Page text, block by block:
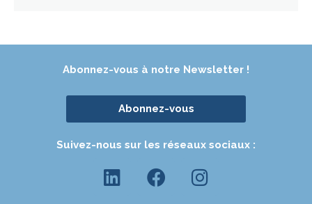
Abonnez-vous à notre Newsletter !
Abonnez-vous
Suivez-nous sur les réseaux sociaux :